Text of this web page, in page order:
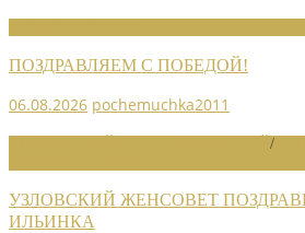
ПОЗДРАВЛЯЕМ С ПОБЕДОЙ!
06.08.2026 pochemuchka2011
/
УЗЛОВСКИЙ ЖЕНСОВЕТ
ИЛЬИНКА